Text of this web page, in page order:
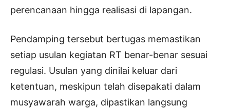
perencanaan hingga realisasi di lapangan.
Pendamping tersebut bertugas memastikan
setiap usulan kegiatan RT benar-benar sesuai
regulasi. Usulan yang dinilai keluar dari
ketentuan, meskipun telah disepakati dalam
musyawarah warga, dipastikan langsung